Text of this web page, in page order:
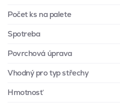
Počet ks na palete
Spotreba
Povrchová úprava
Vhodný pro typ střechy
Hmotnosť